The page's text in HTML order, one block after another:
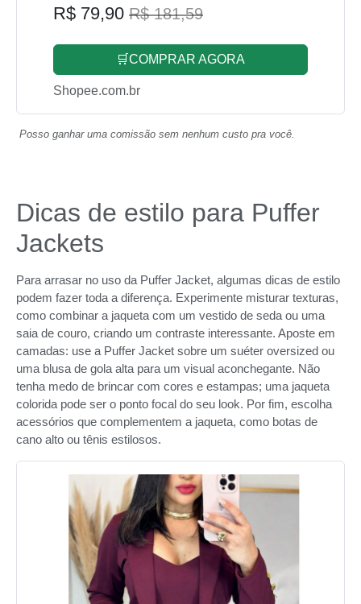
R$ 79,90 R$ 181,59
🛒COMPRAR AGORA
Shopee.com.br
Posso ganhar uma comissão sem nenhum custo pra você.
Dicas de estilo para Puffer
Jackets
Para arrasar no uso da Puffer Jacket, algumas dicas de estilo
podem fazer toda a diferença. Experimente misturar texturas,
como combinar a jaqueta com um vestido de seda ou uma
saia de couro, criando um contraste interessante. Aposte em
camadas: use a Puffer Jacket sobre um suéter oversized ou
uma blusa de gola alta para um visual aconchegante. Não
tenha medo de brincar com cores e estampas; uma jaqueta
colorida pode ser o ponto focal do seu look. Por fim, escolha
acessórios que complementem a jaqueta, como botas de
cano alto ou tênis estilosos.